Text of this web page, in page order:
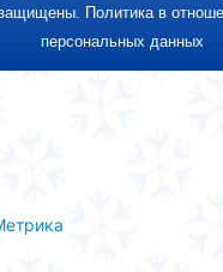
Политика в
персональных данных